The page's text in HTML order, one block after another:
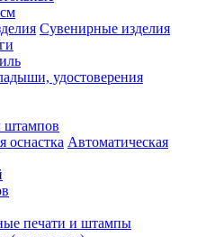
Сувенирные изделия
удостоверения
штампов
Автоматическая
печати и штампы